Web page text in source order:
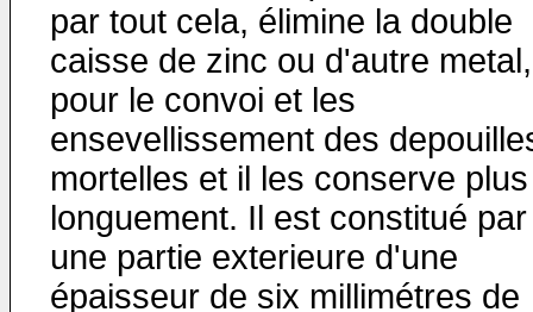
par tout cela, élimine la double
caisse de zinc ou d'autre metal,
pour le convoi et les
ensevellissement des
mortelles et il les conserve plus
longuement. Il est constitué par
une partie exterieure d'une
épaisseur de six millimétres de